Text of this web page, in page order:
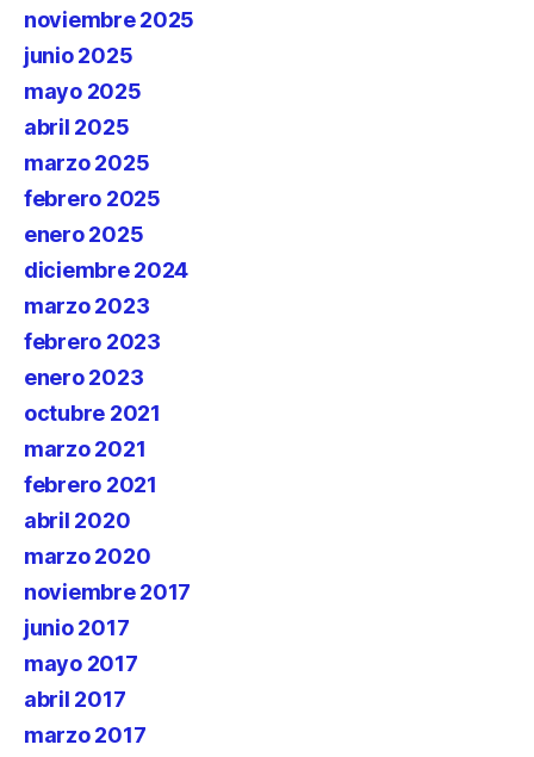
noviembre 2025
junio 2025
mayo 2025
abril 2025
marzo 2025
febrero 2025
enero 2025
diciembre 2024
marzo 2023
febrero 2023
enero 2023
octubre 2021
marzo 2021
febrero 2021
abril 2020
marzo 2020
noviembre 2017
junio 2017
mayo 2017
abril 2017
marzo 2017